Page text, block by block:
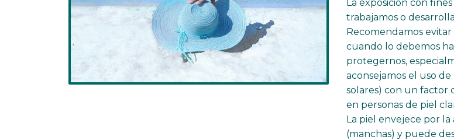
La exposición con
trabajamos o
Recomendamos
cuando lo debemos
protegernos,
aconsejamos el uso
solares) con un factor
en personas de piel
La piel envejece por
(manchas) y puede